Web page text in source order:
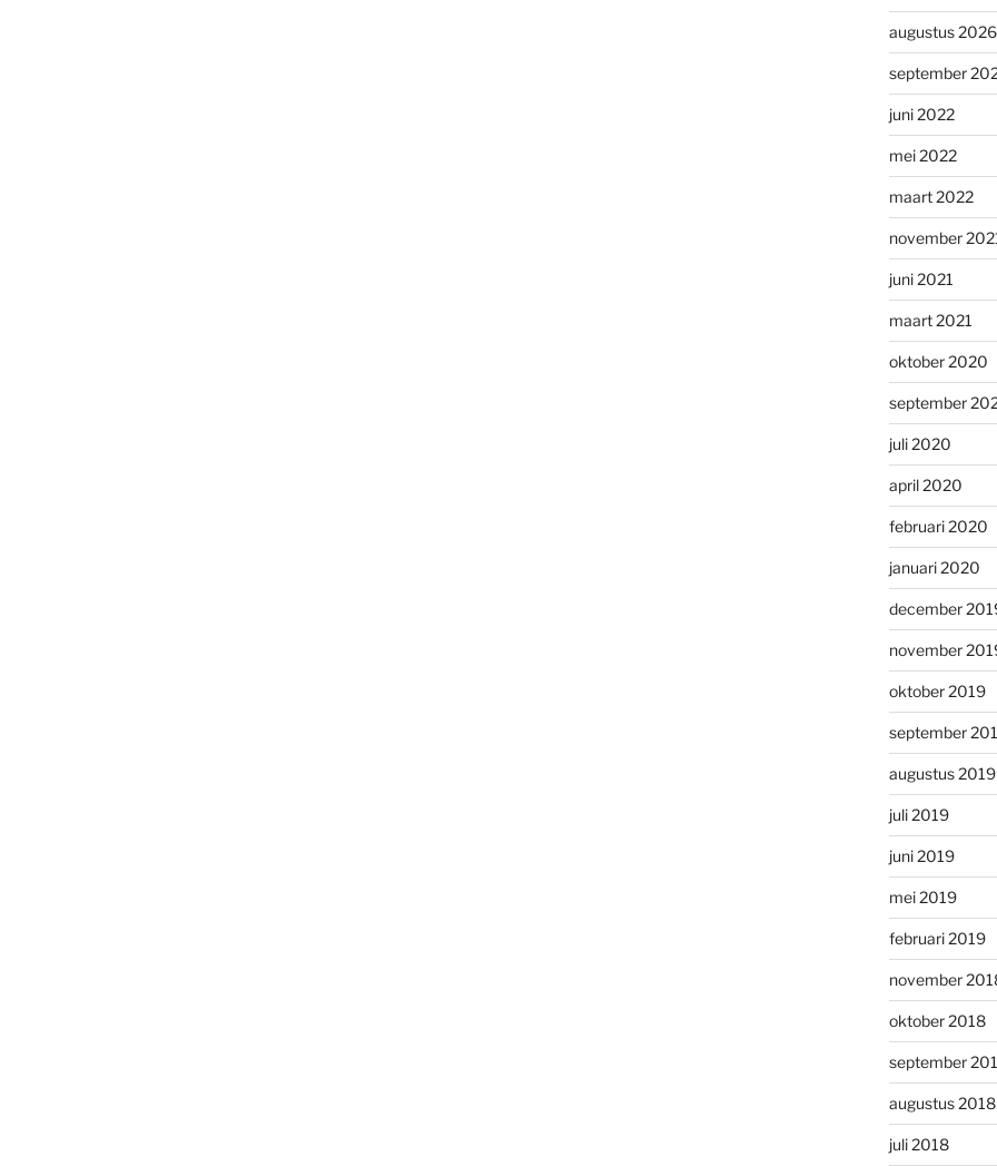
augustus 2026
september
juni 2022
mei 2022
maart 2022
november
juni 2021
maart 2021
oktober 2020
september
juli 2020
april 2020
februari 2020
januari 2020
december
november
oktober 2019
september
augustus 2019
juli 2019
juni 2019
mei 2019
februari 2019
november
oktober 2018
september
augustus 2018
juli 2018